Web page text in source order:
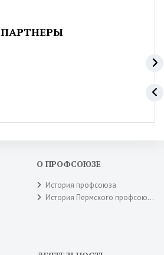
ПАРТНЕРЫ
О ПРОФСОЮЗЕ
История профсоюза
История Пермского профсоюза